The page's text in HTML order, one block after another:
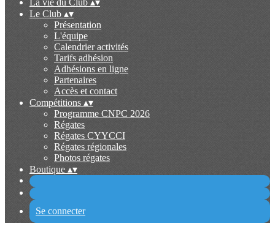
La vie du Club ▴▾
Le Club ▴▾
Présentation
L'équipe
Calendrier activités
Tarifs adhésion
Adhésions en ligne
Partenaires
Accès et contact
Compétitions ▴▾
Programme CNPC 2026
Régates
Régates CYYCCI
Régates régionales
Photos régates
Boutique ▴▾
Se connecter